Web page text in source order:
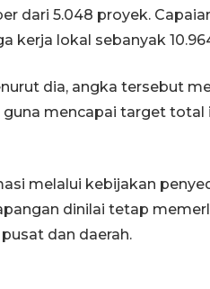
dari 5.048 proyek.
kerja lokal sebanyak
dia, angka tersebut
mencapai target total
melalui kebijakan
dinilai tetap
dan daerah.